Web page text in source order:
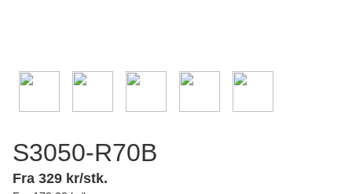
S3050-R70B
Fra 329 kr/stk.